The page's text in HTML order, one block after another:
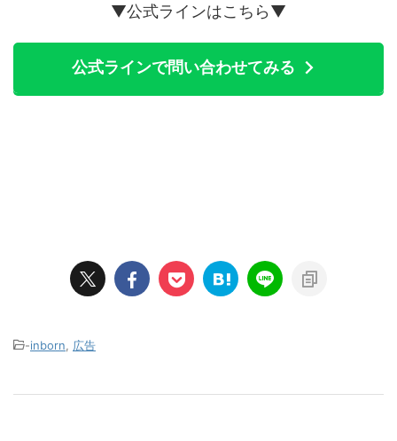
▼公式ラインはこちら▼
公式ラインで問い合わせてみる
-inborn 広告